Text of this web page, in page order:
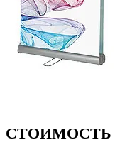
СТОИМОСТЬ